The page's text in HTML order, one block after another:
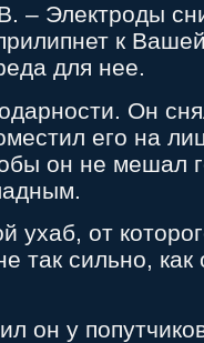
– Электроды
к
для нее.
Он
его на
он не мешал
ухаб, от
так сильно, как
он у